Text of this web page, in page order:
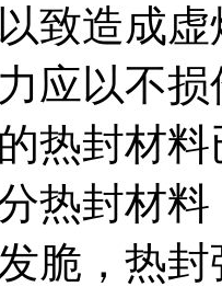
致造成
应以不
热封材
热封材
脆，热